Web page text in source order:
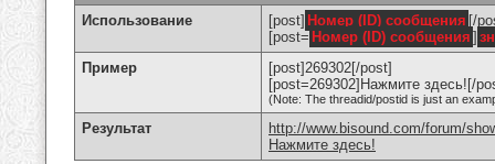
Использование [post] Номер (ID) сообщения [/
[post= Номер (ID) сообщения ]
Пример
[post]269302[/post]
[post=269302]Нажмите здесь![/
(Note: The threadid/postid is just an
Результат
http://www.bisound.com/forum/
Нажмите здесь!